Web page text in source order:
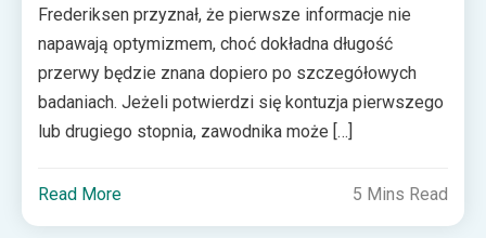
Frederiksen przyznał, że pierwsze informacje nie
napawają optymizmem, choć dokładna długość
przerwy będzie znana dopiero po szczegółowych
badaniach. Jeżeli potwierdzi się kontuzja pierwszego
lub drugiego stopnia, zawodnika może […]
Read More 5 Mins Read